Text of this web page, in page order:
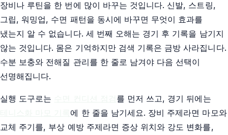
장비나 루틴을 한 번에 많이 바꾸는 것입니다. 신발, 스트링,
그립, 워밍업, 수면 패턴을 동시에 바꾸면 무엇이 효과를
냈는지 알 수 없습니다. 세 번째 오해는 경기 후 기록을 남기지
않는 것입니다. 몸은 기억하지만 검색 기록은 금방 사라집니다.
수분 보충와 전해질 관리를 한 줄로 남겨야 다음 선택이
선명해집니다.
실행 도구로는
를 먼저 쓰고, 경기 뒤에는
에 한 줄을 남기세요. 장비 주제라면 마모와
교체 주기를, 부상 예방 주제라면 증상 위치와 강도 변화를,